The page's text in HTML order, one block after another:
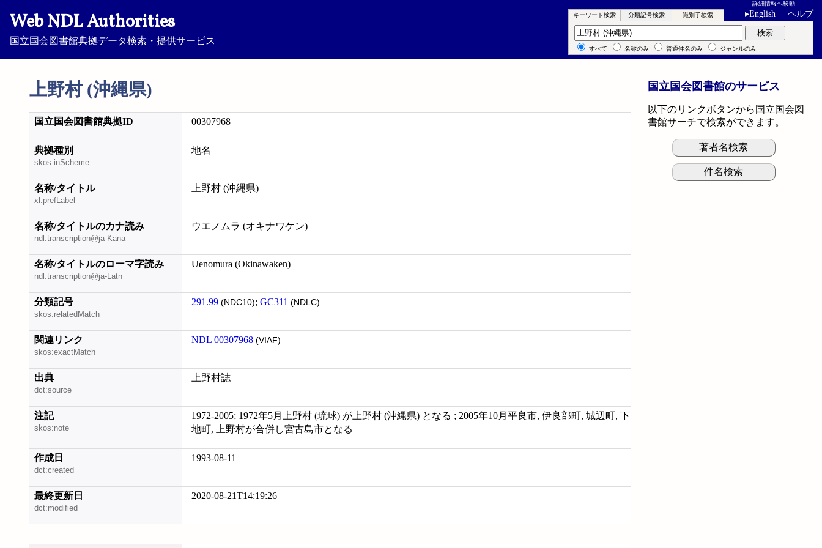
Web NDL Authorities
国立国会図書館典拠データ検索・提供サービス
詳細情報へ移動
▸English ヘルプ
上野村 (沖縄県)
キーワード検索 分類記号検索 識別子検索
キーワード検索 検索
すべて 名称のみ 普通件名のみ ジャンルのみ
国立国会図書館典拠ID 00307968
典拠種別
skos:inScheme
地名
名称/タイトル
xl:prefLabel
上野村 (沖縄県)
名称/タイトルのカナ読み
ndl:transcription@ja-Kana
ウエノムラ (オキナワケン)
名称/タイトルのローマ字読み
ndl:transcription@ja-Latn
Uenomura (Okinawaken)
分類記号
skos:relatedMatch
291.99 (NDC10); GC311 (NDLC)
関連リンク
skos:exactMatch
NDL|00307968 (VIAF)
出典
dct:source
上野村誌
注記
skos:note
1972-2005; 1972年5月上野村 (琉球) が上野村 (沖縄県) となる ; 2005年10月平良市, 伊良部町, 城辺町, 下
地町, 上野村が合併し宮古島市となる
作成日
dct:created
1993-08-11
最終更新日
dct:modified
2020-08-21T14:19:26
国立国会図書館のサービス
以下のリンクボタンから国立国会図
書館サーチで検索ができます。
著者名検索
件名検索